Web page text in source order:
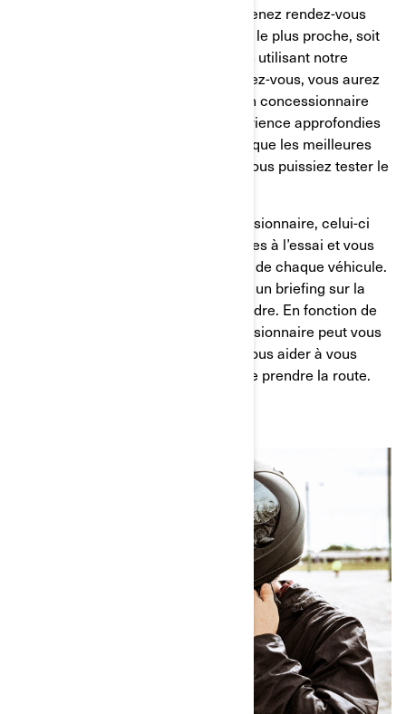
Rien de plus simple. Tout d’abord, prenez rendez-vous
chez votre concessionnaire Can-Am le plus proche, soit
en le contactant directement, soit en utilisant notre
. En prenant rendez-vous, vous aurez
l’occasion d’être accompagné par un concessionnaire
qui a une connaissance et une expérience approfondies
de tous nos modèles. Il veillera à ce que les meilleures
conditions soient réunies pour que vous puissiez tester le
Lorsque vous arrivez chez le concessionnaire, celui-ci
vous présente les modèles disponibles à l’essai et vous
explique en détail le fonctionnement de chaque véhicule.
Il n’est pas rare non plus de recevoir un briefing sur la
sécurité, afin de savoir à quoi s’attendre. En fonction de
votre niveau d’expérience, le concessionnaire peut vous
proposer un cours d’initiation pour vous aider à vous
familiariser avec le véhicule avant de prendre la route.